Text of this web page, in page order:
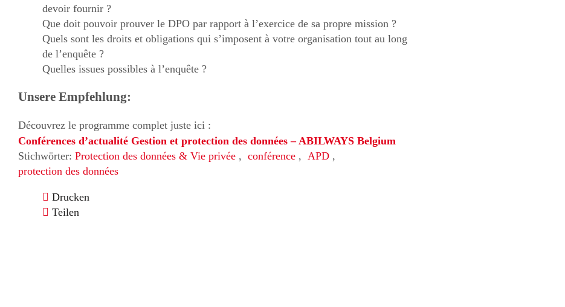
devoir fournir ?
Que doit pouvoir prouver le DPO par rapport à l’exercice de sa propre mission ?
Quels sont les droits et obligations qui s’imposent à votre organisation tout au long
de l’enquête ?
Quelles issues possibles à l’enquête ?
Unsere Empfehlung:
Découvrez le programme complet juste ici :
Conférences d’actualité Gestion et protection des données – ABILWAYS Belgium
Stichwörter: Protection des données & Vie privée , conférence , APD ,
protection des données
Drucken
Teilen